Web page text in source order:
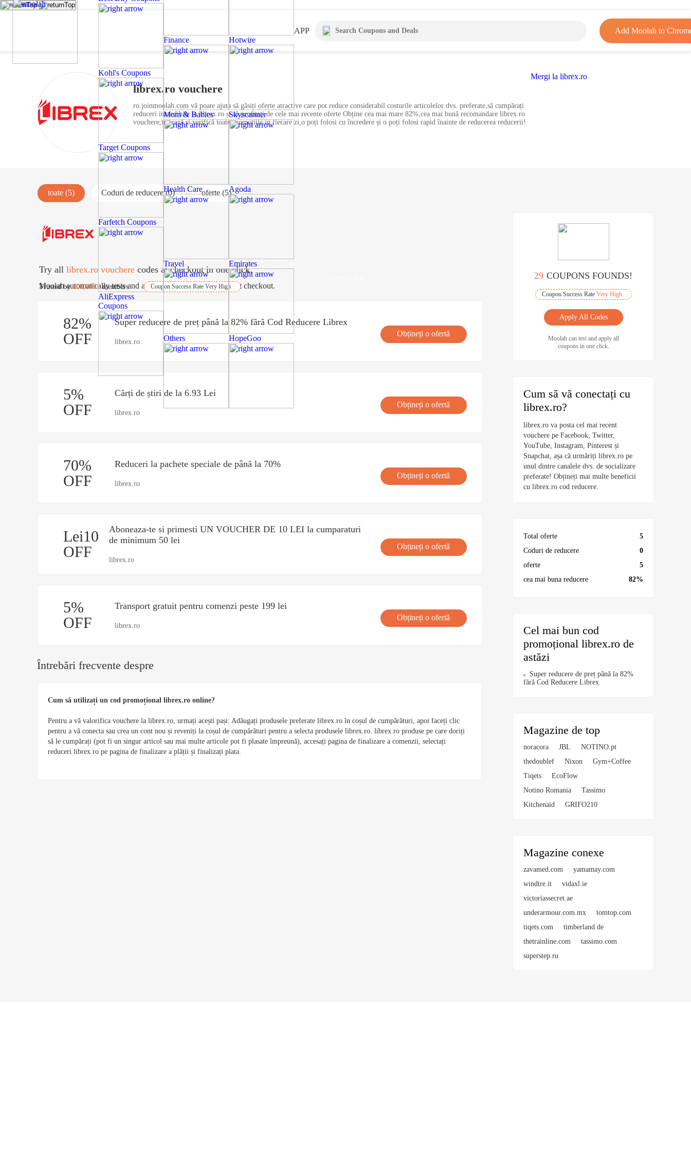
Kohl's Coupons
Target Coupons
Farfetch Coupons
AliExpress
Coupons
Finance
Mom & Babies
Health Care
Travel
Others
Hotwire
Skyscanner
Agoda
Emirates
HopeGoo
APP Add Moolah to
librex.ro vouchere
ro.joinmoolah.com vă poate ajuta să găsiți oferte atractive care pot reduce considerabil costurile articolelor dvs. preferate,să cumpărați
reduceri incredibile la librex.ro și să profitați de cele mai recente oferte Obține cea mai mare 82%,cea mai bună recomandare librex.ro
vouchere,testează și verifică toate promoțiile în fiecare zi,o poți folosi cu încredere și o poți folosi rapid înainte de reducerea reducerii!
Mergi la librex.ro
toate (5) Coduri de reducere (0) oferte (5)
Try all librex.ro vouchere codes at checkout in one click.
Moolah automatically tests and applies best coupons for free at checkout.
Trusted by100,000+members Coupon Success Rate Very High
82%
OFF
Super reducere de preț până la 82% fără Cod Reducere Librex
librex.ro
Obțineți o ofertă
5%
OFF
Cărți de știri de la 6.93 Lei
librex.ro
Obțineți o ofertă
70%
OFF
Reduceri la pachete speciale de până la 70%
librex.ro
Obțineți o ofertă
Lei10
OFF
Aboneaza-te si primesti UN VOUCHER DE 10 LEI la cumparaturi
de minimum 50 lei
librex.ro
Obțineți o ofertă
5%
OFF
Transport gratuit pentru comenzi peste 199 lei
librex.ro
Obțineți o ofertă
Întrebări frecvente despre
Cum să utilizați un cod promoțional librex.ro online?
Pentru a vă valorifica vouchere la librex.ro, urmați acești pași: Adăugați produsele preferate librex.ro în coșul de cumpărături, apoi faceți clic
pentru a vă conecta sau crea un cont nou și reveniți la coșul de cumpărături pentru a selecta produsele librex.ro. librex.ro produse pe care doriți
să le cumpărați (pot fi un singur articol sau mai multe articole pot fi plasate împreună), accesați pagina de finalizare a comenzii, selectați
reduceri librex.ro pe pagina de finalizare a plății și finalizați plata.
29 COUPONS FOUNDS!
Coupon Success Rate Very High
Apply All Codes
Moolah can test and apply all
coupons in one click.
Cum să vă conectați cu
librex.ro?
librex.ro va posta cel mai recent
vouchere pe Facebook, Twitter,
YouTube, Instagram, Pinterest și
Snapchat, așa că urmăriți librex.ro pe
unul dintre canalele dvs. de socializare
preferate! Obțineți mai multe beneficii
cu librex.ro cod reducere.
Total oferte
5
Coduri de reducere
0
oferte
5
cea mai buna reducere
82%
Cel mai bun cod
promoțional librex.ro de
astăzi
Super reducere de preț până la 82%
fără Cod Reducere Librex
Magazine de top
noracora JBL
NOTINO.pt
thedoublef
Nixon
Gym+Coffee
Tiqets
EcoFlow
Notino Romania
Tassimo
Kitchenaid
GRIFO210
Magazine conexe
zavamed.com
yamamay.com
windtre.it
vidaxl.ie
victoriassecret.ae
underarmour.com.mx
tomtop.com
tiqets.com
timberland.de
thetrainline.com
tassimo.com
superstep.ru